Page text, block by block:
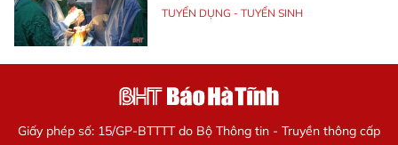
TUYỂN DỤNG - TUYỂN SINH
Giấy phép số: 15/GP-BTTTT do Bộ Thông tin - Truyền thông cấp